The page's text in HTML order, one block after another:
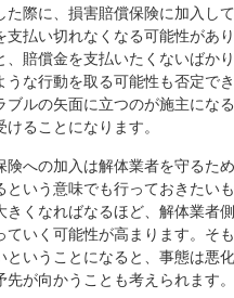
た際に、損害賠償保険に加入し
支払い切れなくなる可能性があ
、賠償金を支払いたくないばか
うな行動を取る可能性も否定で
ブルの矢面に立つのが施主にな
ることになります。
険への加入は解体業者を守るた
という意味でも行っておきたい
きくなればなるほど、解体業者
ていく可能性が高まります。そ
ということになると、事態は悪
が向かうことも考えられます。